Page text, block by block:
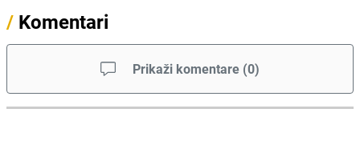
/ Komentari
Prikaži komentare (0)